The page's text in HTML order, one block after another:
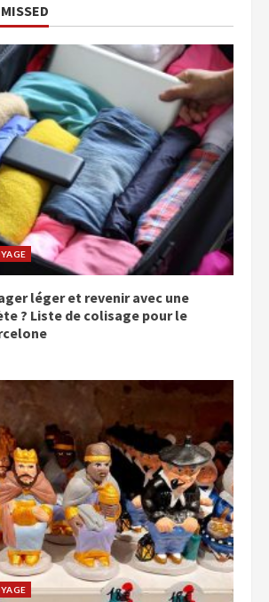
léger et revenir avec une
? Liste de colisage pour le